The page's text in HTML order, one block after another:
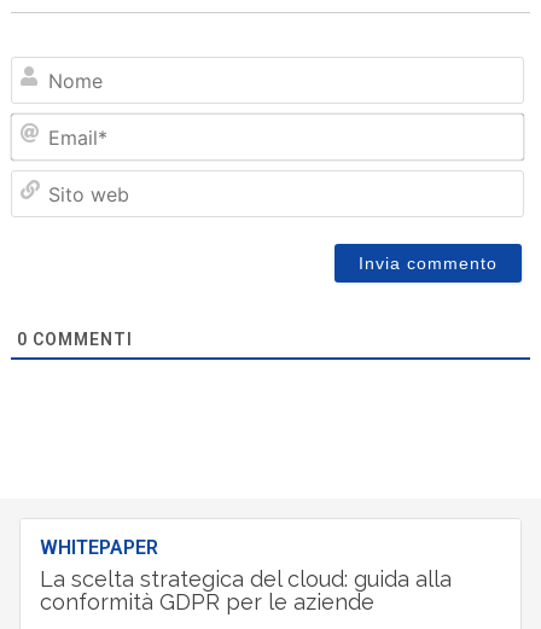
0 COMMENTI
WHITEPAPER
La scelta strategica del cloud: guida alla
conformità GDPR per le aziende